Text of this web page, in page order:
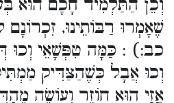
וְכֵן הַתַּלְמִיד חָכָם הוּא
שֶׁאָמְרוּ רַבּוֹתֵינוּ,
כב:) : כַּמָּה טִפְּשָׁאֵי וְכוּ
וְכוּ אֲבָל כְּשֶׁהַצַּדִּיק
אֲזַי הוּא חוֹזֵר וְעוֹשֶׂה